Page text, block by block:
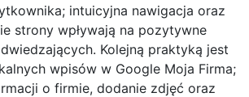
intuicyjna nawigacja oraz
strony wpływają na pozytywne
Kolejną praktyką jest
wpisów w Google Moja Firma;
o firmie, dodanie zdjęć oraz